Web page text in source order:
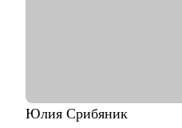
Юлия Срибяник